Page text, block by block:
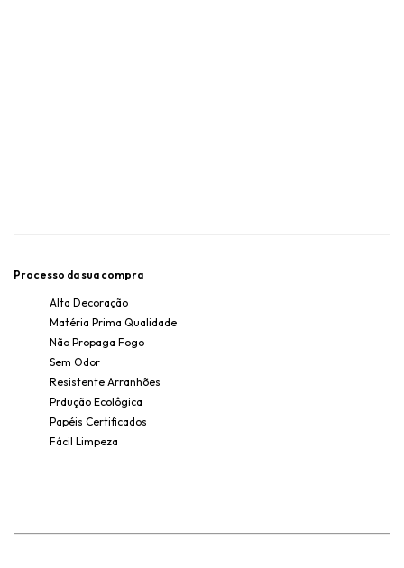
Processo da sua compra
Alta Decoração
Matéria Prima Qualidade
Não Propaga Fogo
Sem Odor
Resistente Arranhões
Prdução Ecolôgica
Papéis Certificados
Fácil Limpeza